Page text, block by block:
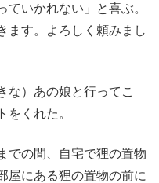
いかれない」と喜ぶ。
ます。よろしく頼みまし
な）あの娘と行ってこ
をくれた。
での間、自宅で狸の置物
屋にある狸の置物の前に